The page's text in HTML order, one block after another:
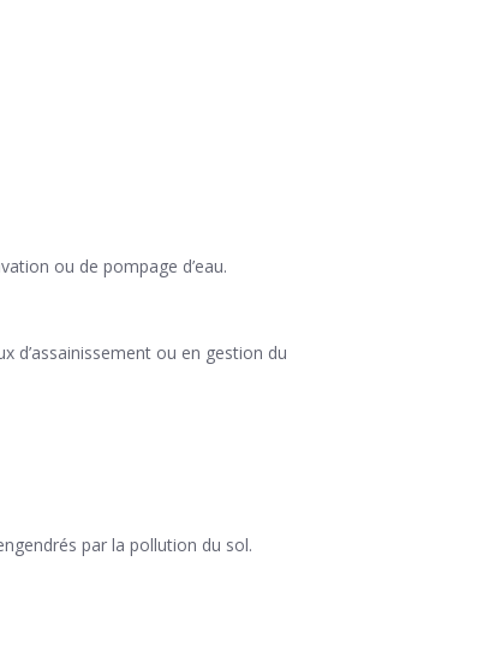
ou de pompage d’eau.
d’assainissement ou en gestion du
par la pollution du sol.